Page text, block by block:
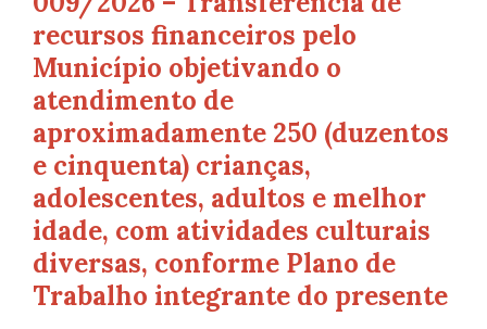
recursos financeiros pelo
Município objetivando o
atendimento de
aproximadamente 250 (duzentos
e cinquenta) crianças,
adolescentes, adultos e melhor
idade, com atividades culturais
diversas, conforme Plano de
Trabalho integrante do presente